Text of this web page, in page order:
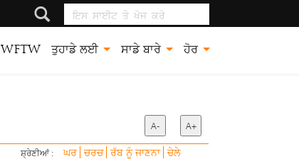
ਇਸ ਸਾਈਟ ਤੇ ਖੋਜ
ਕਰੋ
WFTW ਤੁਹਾਡੇ ਲਈ ਸਾਡੇ ਬਾਰੇ ਹੋਰ
A- A+
ਸ਼੍ਰੇਣੀਆਂ : ਘਰ ਚਰਚ ਰੱਬ ਨੂੰ ਜਾਣਨਾ ਚੇਲੇ